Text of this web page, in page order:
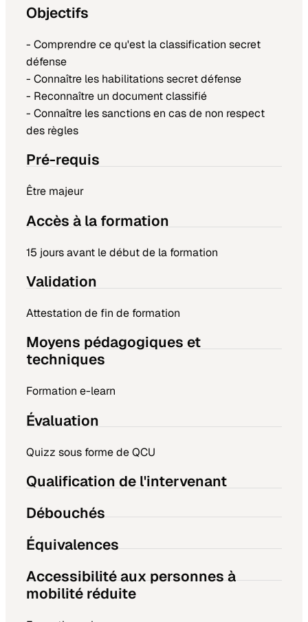
Objectifs
- Comprendre ce qu'est la classification secret
défense
- Connaître les habilitations secret défense
- Reconnaître un document classifié
- Connaître les sanctions en cas de non respect
des règles
Pré-requis
Être majeur
Accès à la formation
15 jours avant le début de la formation
Validation
Attestation de fin de formation
Moyens pédagogiques et
techniques
Formation e-learn
Évaluation
Quizz sous forme de QCU
Qualification de l'intervenant
Débouchés
Équivalences
Accessibilité aux personnes à
mobilité réduite